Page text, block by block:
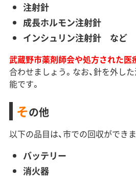
注射針
成長ホルモン注射針
インシュリン注射針 など
武蔵野市薬剤師会や処方された医
合わせましょう。なお、針を外し
能です。
その他
以下の品目は、市での回収ができま
バッテリー
消火器